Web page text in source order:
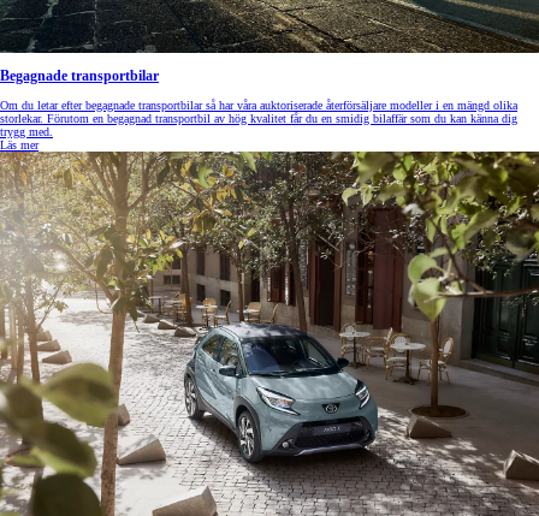
Begagnade transportbilar
Om du letar efter begagnade transportbilar så har våra auktoriserade återförsäljare modeller i en mängd olika
storlekar. Förutom en begagnad transportbil av hög kvalitet får du en smidig bilaffär som du kan känna dig
trygg med.
Läs mer